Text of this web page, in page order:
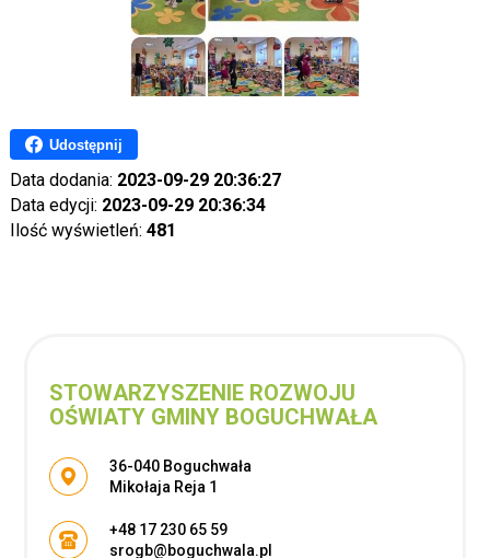
Udostępnij
Data dodania: 2023-09-29 20:36:27
Data edycji: 2023-09-29 20:36:34
Ilość wyświetleń: 481
STOWARZYSZENIE ROZWOJU
OŚWIATY GMINY BOGUCHWAŁA
Adres pocztowy:
36-040 Boguchwała
Mikołaja Reja 1
+48 17 230 65 59
srogb@boguchwala.pl